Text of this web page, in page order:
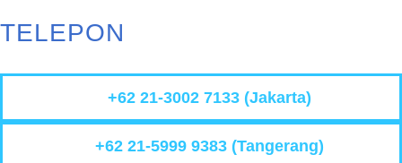
TELEPON
+62 21-3002 7133 (Jakarta)
+62 21-5999 9383 (Tangerang)